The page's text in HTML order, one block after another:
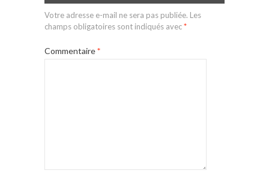
Votre adresse e-mail ne sera pas publiée. Les
champs obligatoires sont indiqués avec*
Commentaire*